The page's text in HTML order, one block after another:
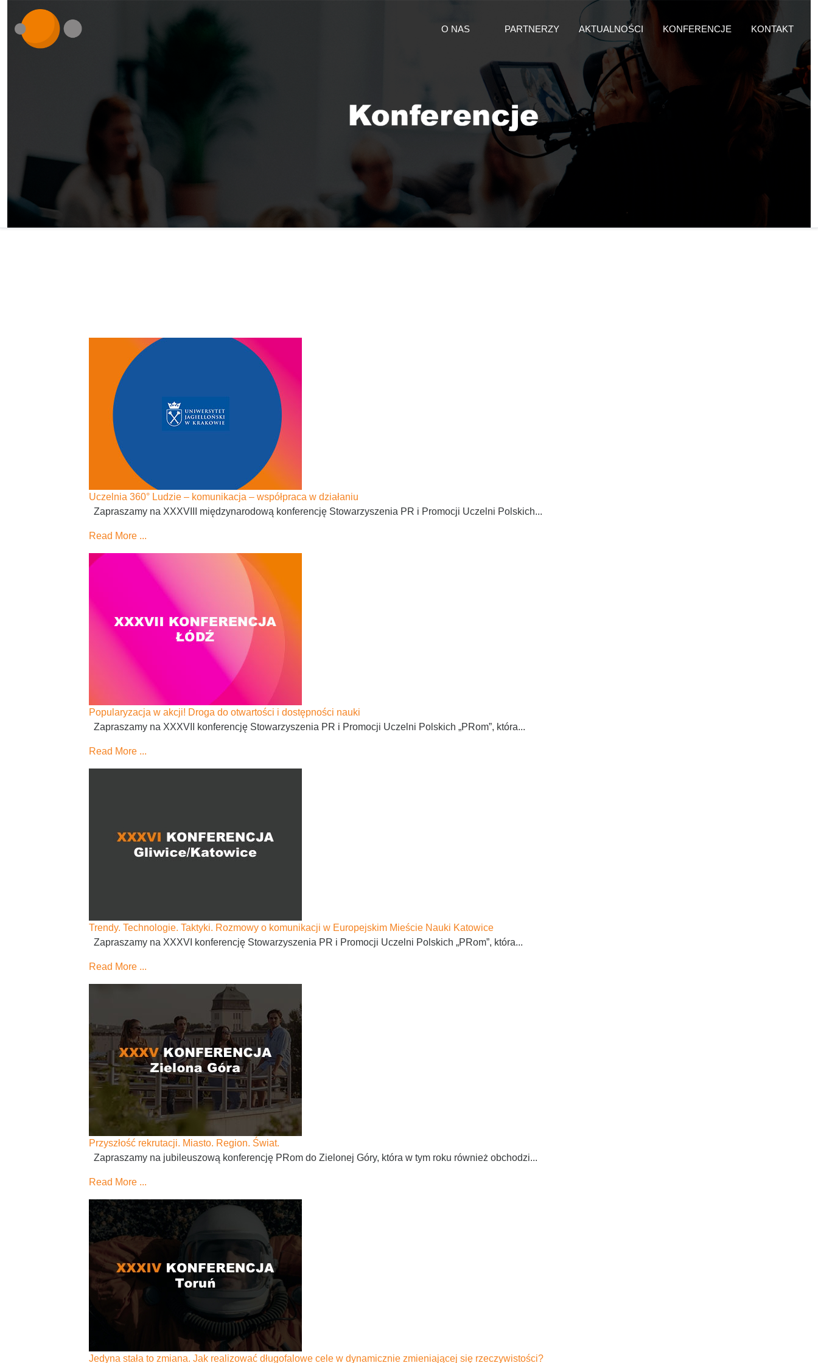
O NAS PARTNERZY AKTUALNOŚCI KONFERENCJE KONTAKT
Uczelnia 360° Ludzie – komunikacja – współpraca w działaniu
Zapraszamy na XXXVIII międzynarodową konferencję Stowarzyszenia PR i Promocji Uczelni Polskich...
Read More ...
Popularyzacja w akcji! Droga do otwartości i dostępności nauki
Zapraszamy na XXXVII konferencję Stowarzyszenia PR i Promocji Uczelni Polskich „PRom”, która...
Read More ...
Trendy. Technologie. Taktyki. Rozmowy o komunikacji w Europejskim Mieście Nauki Katowice
Zapraszamy na XXXVI konferencję Stowarzyszenia PR i Promocji Uczelni Polskich „PRom”, która...
Read More ...
Przyszłość rekrutacji. Miasto. Region. Świat.
Zapraszamy na jubileuszową konferencję PRom do Zielonej Góry, która w tym roku również obchodzi...
Read More ...
Jedyna stała to zmiana. Jak realizować długofalowe cele w dynamicznie zmieniającej się rzeczywistości?